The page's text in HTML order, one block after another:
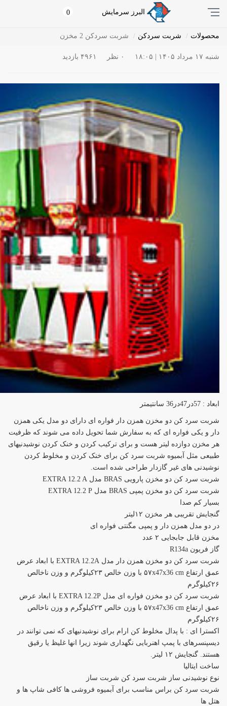
البرز سرمایش 0
محصولات شربت سردکن شربت سردکن 2 مخزن
شنبه ۱۷ مرداد ۱۴۰۵ | ۱۸:۰۵ ۰ نظر ۴۹۶۱ بازدید
ابعاد : 57در47در36 سانتیمتر
شربت سرد کن دو مخزن همزن دار فواره ای دارای دو مدل یکی همزن
دار و یکی فواره ای که به سفارش شما تحویل داده می شوند که ظرفیت
هر مخزن دوازده لیتر هست و برای ترکیب کردن و خنک کردن نوشیدنیهای
طبیعی مثل آبمیوه شربت سرد کن برای خنک کردن و مخلوط کردن
نوشیدنی های غیر گازدار طراحی شده است.
شربت سرد کن دو مخزن پارویی BRAS مدل EXTRA 12.2 A
شربت سرد کن دو مخزن پمپی BRAS مدل EXTRA 12.2 P
بسیار کم صدا
گنجایش تقریبی هر مخزن ۱۲لیتر
در دو مدل همزن دار و پمپی مگنتی فواره ای
مخزن قابل جابجایی ۲ عدد
گاز فریون R134a
شربت سرد کن دو مخزن همزن دار مدل EXTRA 12.2A با ابعاد عرض
عمق ارتفاع ۵۷x47x36 cm با وزن خالص ۲۳کیلوگرم و وزن ناخالص
۲۶کیلوگرم
شربت سرد کن دو مخزن فواره ای مدل EXTRA 12.2P با ابعاد عرض
عمق ارتفاع ۵۷x47x36 cm با وزن خالص ۲۳کیلوگرم و وزن ناخالص
۲۶کیلوگرم
اکسترا ای : با پدال مخلوط کن ارام برای نوشیدنیهای که نمی توانند در
دیسپنسرهای با پمپ اهنربایی نگهداری شوند زیرا انها غلیظ یا رقیق
هستند. گنجایش ۱۲ لیتر.
ساخت ایتالیا
نوع نوشیدنی ساز شربت سرد کن شربت ساز
شربت سرد کن براس مناسب برای آبمیوه فروشی ها کافی شاپ ها و
هتل ها